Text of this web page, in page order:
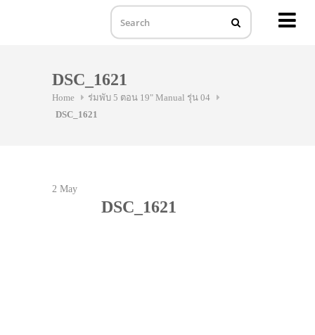
DSC_1621
Home
ร่มพับ 5 ตอน 19" Manual รุ่น 04
DSC_1621
2 May
DSC_1621